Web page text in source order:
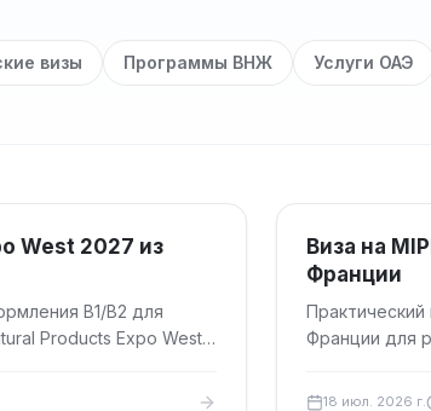
визы Программы ВНЖ Услуги ОАЭ
West 2027 из
B1/B2 для
Products Expo West
Туристические
Виза на
Франции
Франции для
сборы и
18 июл. 2026 г.